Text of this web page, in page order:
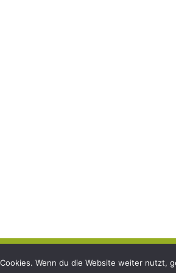
Wenn du die Website weiter nutzt,